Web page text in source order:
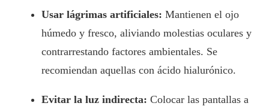
Usar lágrimas artificiales: Mantienen el ojo
húmedo y fresco, aliviando molestias oculares y
contrarrestando factores ambientales. Se
recomiendan aquellas con ácido hialurónico.
Evitar la luz indirecta: Colocar las pantallas a